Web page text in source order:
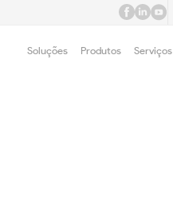
Soluções Produtos Serviços